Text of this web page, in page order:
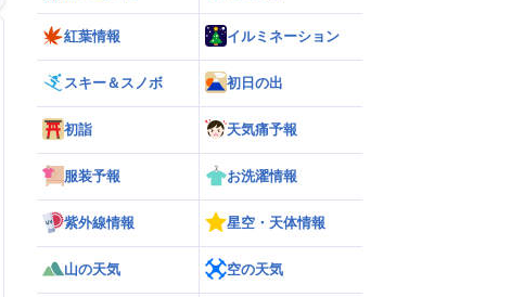
紅葉情報 イルミネーション
スキー＆スノボ 初日の出
初詣 天気痛予報
服装予報 お洗濯情報
紫外線情報 星空・天体情報
山の天気 空の天気